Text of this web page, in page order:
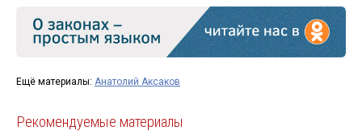
Ещё материалы: Анатолий Аксаков
Рекомендуемые материалы